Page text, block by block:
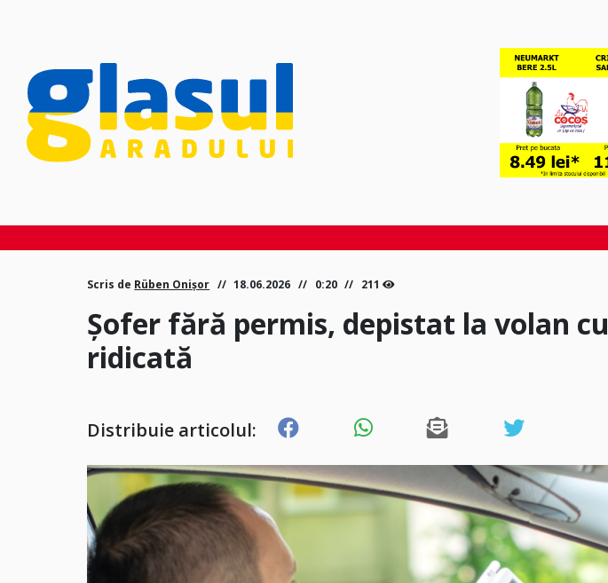
Scris de Rüben Onișor 18.06.2026 0:20 211
Șofer fără permis, depistat la volan
ridicată
Distribuie articolul: